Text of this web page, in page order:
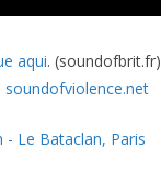
aqui. (soundofbrit.fr)
soundofviolence.net